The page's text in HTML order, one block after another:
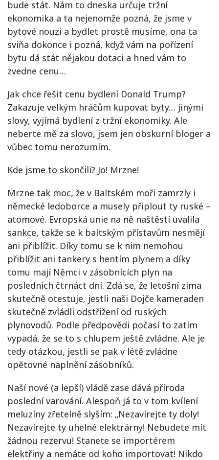
bude stát. Nám to dneska určuje tržní
ekonomika a ta nejenomže pozná, že jsme v
bytové nouzi a bydlet prostě musíme, ona ta
sviňa dokonce i pozná, když vám na pořízení
bytu dá stát nějakou dotaci a hned vám to
zvedne cenu…
Jak chce řešit cenu bydlení Donald Trump?
Zakazuje velkým hráčům kupovat byty… jinými
slovy, vyjímá bydlení z tržní ekonomiky. Ale
neberte mě za slovo, jsem jen obskurní bloger a
vůbec tomu nerozumím.
Kde jsme to skončili? Jo! Mrzne!
Mrzne tak moc, že v Baltském moři zamrzly i
německé ledoborce a musely připlout ty ruské –
atomové. Evropská unie na ně naštěstí uvalila
sankce, takže se k baltským přístavům nesmějí
ani přiblížit. Díky tomu se k nim nemohou
přiblížit ani tankery s hentím plynem a díky
tomu mají Němci v zásobnících plyn na
posledních čtrnáct dní. Zdá se, že letošní zima
skutečně otestuje, jestli naši Dojče kameraden
skutečně zvládli odstřižení od ruských
plynovodů. Podle předpovědi počasí to zatím
vypadá, že se to s chlupem ještě zvládne. Ale je
tedy otázkou, jestli se pak v létě zvládne
opětovné naplnění zásobníků.
Naší nové (a lepší) vládě zase dává příroda
poslední varování. Alespoň já to v tom kvílení
meluzíny zřetelně slyším: „Nezavírejte ty doly!
Nezavírejte ty uhelné elektrárny! Nebudete mít
žádnou rezervu! Stanete se importérem
elektřiny a nemáte od koho importovat! Nikdo